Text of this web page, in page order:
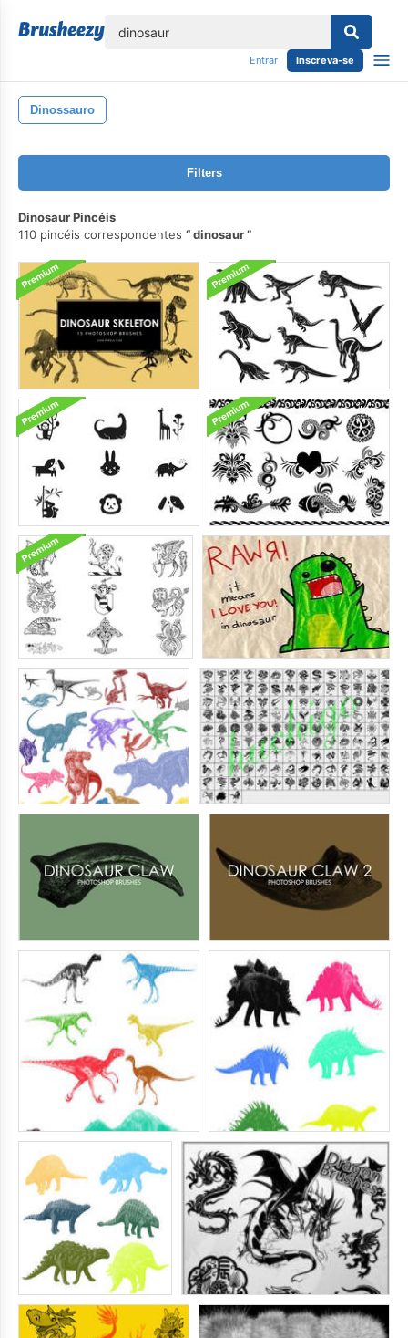
Entrar Inscreva-se
Dinossauro
Filters
Dinosaur Pincéis
110 pincéis correspondentes
dinosaur